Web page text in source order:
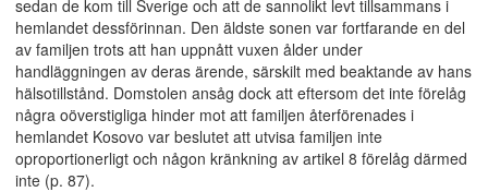
sedan de kom till Sverige och att de sannolikt levt tillsammans i
hemlandet dessförinnan. Den äldste sonen var fortfarande en del
av familjen trots att han uppnått vuxen ålder under
handläggningen av deras ärende, särskilt med beaktande av hans
hälsotillstånd. Domstolen ansåg dock att eftersom det inte förelåg
några oöverstigliga hinder mot att familjen återförenades i
hemlandet Kosovo var beslutet att utvisa familjen inte
oproportionerligt och någon kränkning av artikel 8 förelåg därmed
inte (p. 87).